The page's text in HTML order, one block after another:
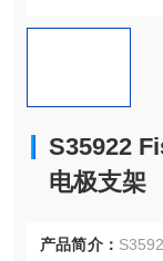
S35922
电极支架
产品简介：